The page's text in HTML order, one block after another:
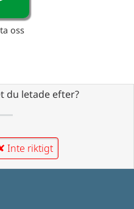
oss
du letade efter?
Inte riktigt